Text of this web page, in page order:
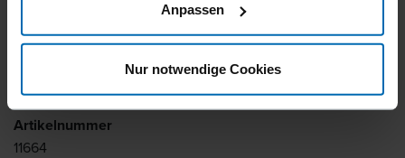
Anpassen
Nur notwendige Cookies
Befestigertyp
15° Coilnägel im Plastikband, 15° Coil SCRAIL® HAFTEN im
Plastikband, 15° Coil Haften Nägel im Plastikband
Artikelnummer
11664